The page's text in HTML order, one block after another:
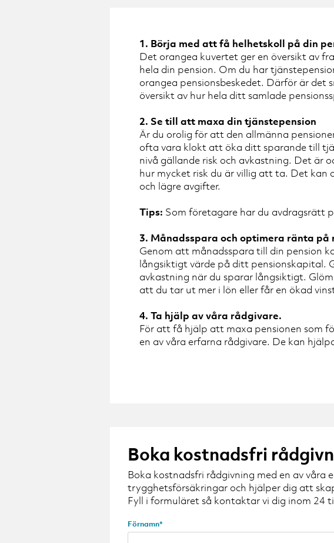
1. Börja med att få helhetskoll på din
Det orangea kuvertet ger en översikt av
hela din pension. Om du har
orangea pensionsbeskedet. Därför är det
översikt av hur hela ditt samlade
2. Se till att maxa din tjänstepension
Är du orolig för att den allmänna
ofta vara klokt att öka ditt sparande till
nivå gällande risk och avkastning. Det är
hur mycket risk du är villig att ta. Det
och lägre avgifter.
Tips: Som företagare har du avdragsrätt
3. Månadsspara och optimera ränta
Genom att månadsspara till din pension
långsiktigt värde på ditt pensionskapital.
avkastning när du sparar långsiktigt.
att du tar ut mer i lön eller får en ökad
4. Ta hjälp av våra rådgivare.
För att få hjälp att maxa pensionen som
en av våra erfarna rådgivare. De kan
Boka kostnadsfri
Boka kostnadsfri rådgivning med en av våra
trygghetsförsäkringar och hjälper dig att
Fyll i formuläret så kontaktar vi dig inom 24
Förnamn*